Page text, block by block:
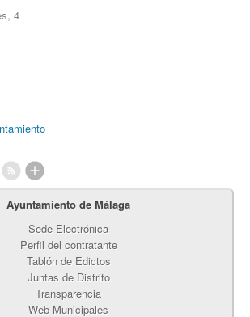
4
Ayuntamiento de Málaga
Sede Electrónica
Perfil del contratante
Tablón de Edictos
Juntas de Distrito
Transparencia
Web Municipales